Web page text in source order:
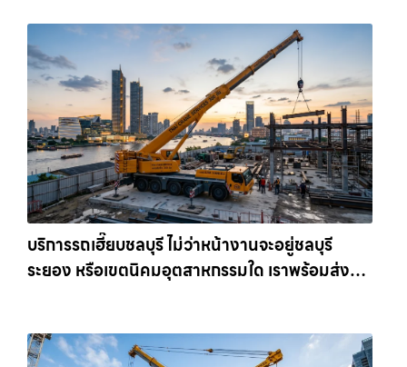
บริการรถเฮี๊ยบชลบุรี ไม่ว่าหน้างานจะอยู่ชลบุรี
ระยอง หรือเขตนิคมอุตสาหกรรมใด เราพร้อมส่งรถ